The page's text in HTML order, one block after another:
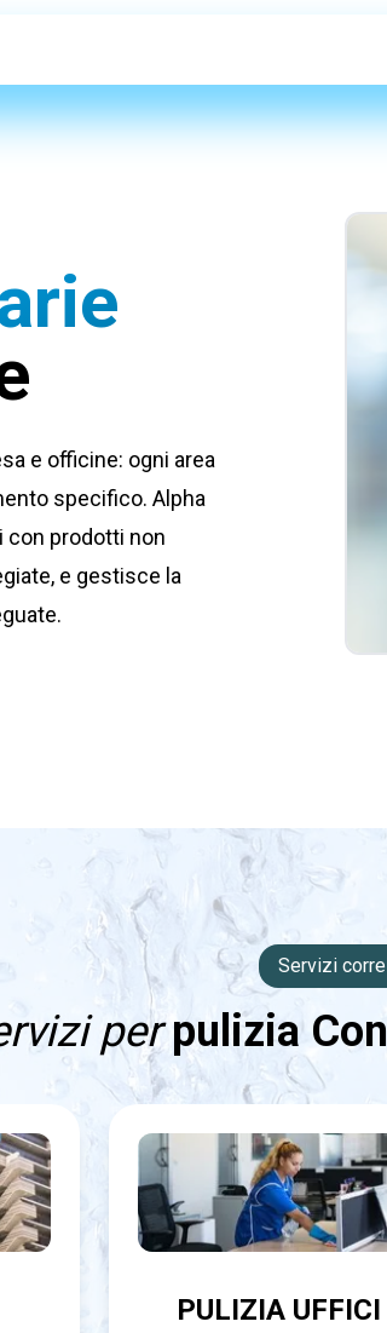
e officine: ogni area
specifico. Alpha
con prodotti non
e gestisce la
Servizi
perpulizia
PULIZIA UFFICI